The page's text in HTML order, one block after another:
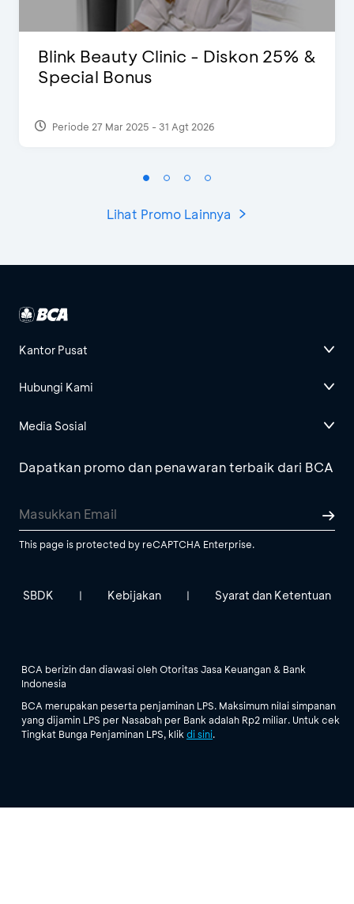
Blink Beauty Clinic - Diskon 25% &
Special Bonus
Periode 27 Mar 2025 - 31 Agt 2026
Lihat Promo Lainnya
Kantor Pusat
Hubungi Kami
Media Sosial
Dapatkan promo dan penawaran terbaik dari BCA
This page is protected by reCAPTCHA Enterprise.
SBDK | Kebijakan | Syarat dan Ketentuan
BCA berizin dan diawasi oleh Otoritas Jasa Keuangan & Bank
Indonesia
BCA merupakan peserta penjaminan LPS. Maksimum nilai simpanan
yang dijamin LPS per Nasabah per Bank adalah Rp2 miliar. Untuk cek
Tingkat Bunga Penjaminan LPS, klik di sini.